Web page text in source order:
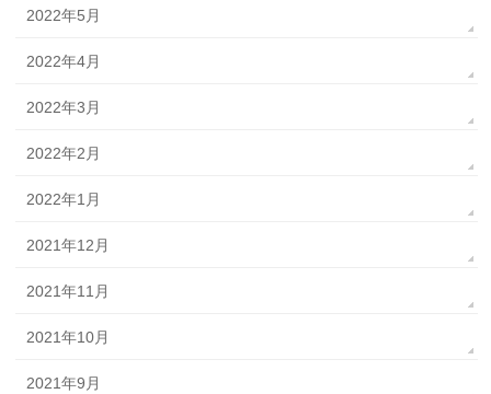
2022年5月
2022年4月
2022年3月
2022年2月
2022年1月
2021年12月
2021年11月
2021年10月
2021年9月